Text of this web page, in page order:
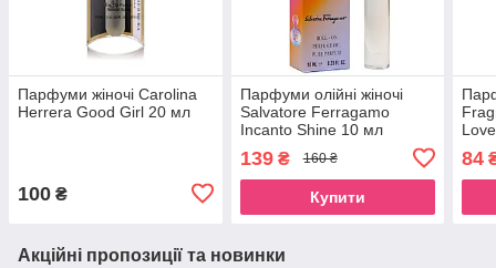
Парфуми жіночі Carolina
Herrera Good Girl 20 мл
100 ₴
Парфуми олійні жіночі
Salvatore Ferragamo
Incanto Shine 10 мл
139₴ 160 ₴
Купити
84
Акційні пропозиції та новинки